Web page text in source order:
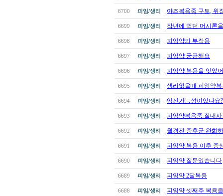
6700 피임/생리 야즈복용중 구토, 위
6699 피임/생리 작년에 먹던 머시론
6698 피임/생리 피임약의 부작용
6697 피임/생리 피임약 궁금해요
6696 피임/생리 피임약 복용을 잊었
6695 피임/생리 생리없을때 피임약
6694 피임/생리 임신가능성이있나요?
6693 피임/생리 피임약복용중 질내
6692 피임/생리 월경전 증후군 완화
6691 피임/생리 피임약 복용 이후 증
6690 피임/생리 피임약 질문있습니다
6689 피임/생리 피임약 2달복용
6688 피임/생리 피임약 셋째주 복용